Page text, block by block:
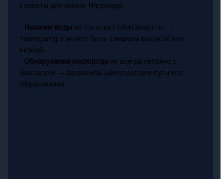
планеты для жизни. Например:
- Наличие воды не означает обитаемость —
температура может быть слишком высокой или
низкой.
- Обнаружение кислорода не всегда связано с
биологией — возможны абиотические пути его
образования.